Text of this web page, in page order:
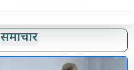
समाचार